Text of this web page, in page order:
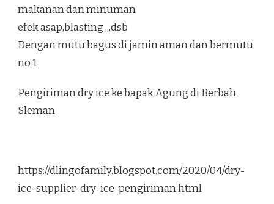
makanan dan minuman
efek asap,blasting ,,,dsb
Dengan mutu bagus di jamin aman dan bermutu
no 1
Pengiriman dry ice ke bapak Agung di Berbah
Sleman
https://dlingofamily.blogspot.com/2020/04/dry-
ice-supplier-dry-ice-pengiriman.html